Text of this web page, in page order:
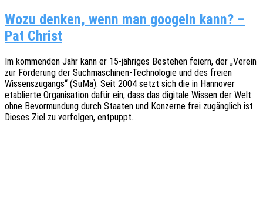
Wozu denken, wenn man googeln kann? –
Pat Christ
Im kommen­den Jahr kann er 15-jähri­­ges Bestehen feiern, der „Verein
zur Förde­rung der Such­­ma­­schi­­nen-Tech­­no­­lo­­gie und des freien
Wissens­zu­gangs“ (SuMa). Seit 2004 setzt sich die in Hanno­ver
etablier­te Orga­ni­sa­ti­on dafür ein, dass das digi­ta­le Wissen der Welt
ohne Bevor­mun­dung durch Staa­ten und Konzer­ne frei zugäng­lich ist.
Dieses Ziel zu verfol­gen, entpuppt…